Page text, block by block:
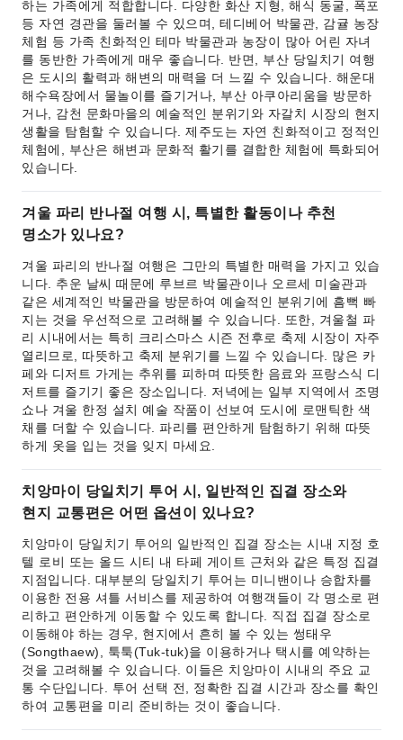
하는 가족에게 적합합니다. 다양한 화산 지형, 해식 동굴, 폭포
등 자연 경관을 둘러볼 수 있으며, 테디베어 박물관, 감귤 농장
체험 등 가족 친화적인 테마 박물관과 농장이 많아 어린 자녀
를 동반한 가족에게 매우 좋습니다. 반면, 부산 당일치기 여행
은 도시의 활력과 해변의 매력을 더 느낄 수 있습니다. 해운대
해수욕장에서 물놀이를 즐기거나, 부산 아쿠아리움을 방문하
거나, 감천 문화마을의 예술적인 분위기와 자갈치 시장의 현지
생활을 탐험할 수 있습니다. 제주도는 자연 친화적이고 정적인
체험에, 부산은 해변과 문화적 활기를 결합한 체험에 특화되어
있습니다.
겨울 파리 반나절 여행 시, 특별한 활동이나 추천
명소가 있나요?
겨울 파리의 반나절 여행은 그만의 특별한 매력을 가지고 있습
니다. 추운 날씨 때문에 루브르 박물관이나 오르세 미술관과
같은 세계적인 박물관을 방문하여 예술적인 분위기에 흠뻑 빠
지는 것을 우선적으로 고려해볼 수 있습니다. 또한, 겨울철 파
리 시내에서는 특히 크리스마스 시즌 전후로 축제 시장이 자주
열리므로, 따뜻하고 축제 분위기를 느낄 수 있습니다. 많은 카
페와 디저트 가게는 추위를 피하며 따뜻한 음료와 프랑스식 디
저트를 즐기기 좋은 장소입니다. 저녁에는 일부 지역에서 조명
쇼나 겨울 한정 설치 예술 작품이 선보여 도시에 로맨틱한 색
채를 더할 수 있습니다. 파리를 편안하게 탐험하기 위해 따뜻
하게 옷을 입는 것을 잊지 마세요.
치앙마이 당일치기 투어 시, 일반적인 집결 장소와
현지 교통편은 어떤 옵션이 있나요?
치앙마이 당일치기 투어의 일반적인 집결 장소는 시내 지정 호
텔 로비 또는 올드 시티 내 타페 게이트 근처와 같은 특정 집결
지점입니다. 대부분의 당일치기 투어는 미니밴이나 승합차를
이용한 전용 셔틀 서비스를 제공하여 여행객들이 각 명소로 편
리하고 편안하게 이동할 수 있도록 합니다. 직접 집결 장소로
이동해야 하는 경우, 현지에서 흔히 볼 수 있는 썽태우
(Songthaew), 툭툭(Tuk-tuk)을 이용하거나 택시를 예약하는
것을 고려해볼 수 있습니다. 이들은 치앙마이 시내의 주요 교
통 수단입니다. 투어 선택 전, 정확한 집결 시간과 장소를 확인
하여 교통편을 미리 준비하는 것이 좋습니다.